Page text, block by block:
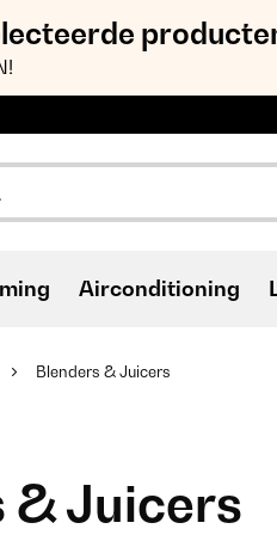
Airconditioning
Blenders & Juicers
& Juicers